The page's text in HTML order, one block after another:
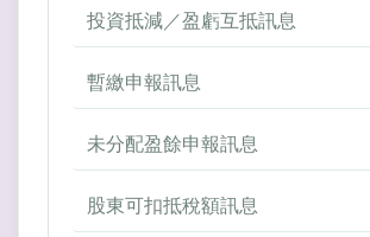
投資抵減／盈虧互抵訊息
暫繳申報訊息
未分配盈餘申報訊息
股東可扣抵稅額訊息